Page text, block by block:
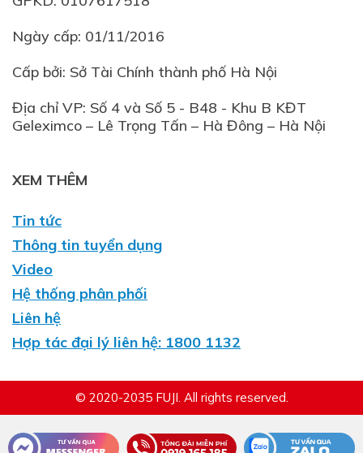
Ngày cấp: 01/11/2016
Cấp bởi: Sở Tài Chính thành phố Hà Nội
Địa chỉ VP: Số 4 và Số 5 - B48 - Khu B KĐT
XEM THÊM
Tin tức
Thông tin tuyển dụng
Video
Hệ thống phân phối
Liên hệ
Hợp tác đại lý liên hệ: 1800 1132
© 2020-2035 FUJI. All rights reserved.